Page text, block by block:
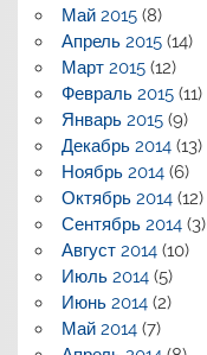
Май 2015(8)
Апрель 2015(14)
Март 2015(12)
Февраль 2015(11)
Январь 2015(9)
Декабрь 2014(13)
Ноябрь 2014(6)
Октябрь 2014(12)
Сентябрь 2014(3)
Август 2014(10)
Июль 2014(5)
Июнь 2014(2)
Май 2014(7)